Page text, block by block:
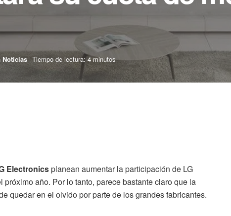
Noticias Tiempo de lectura: 4 minutos
Electronicsplanean aumentar la participación de LG
año. Por lo tanto, parece bastante claro que la
quedar en el olvido por parte de los grandes fabricantes.